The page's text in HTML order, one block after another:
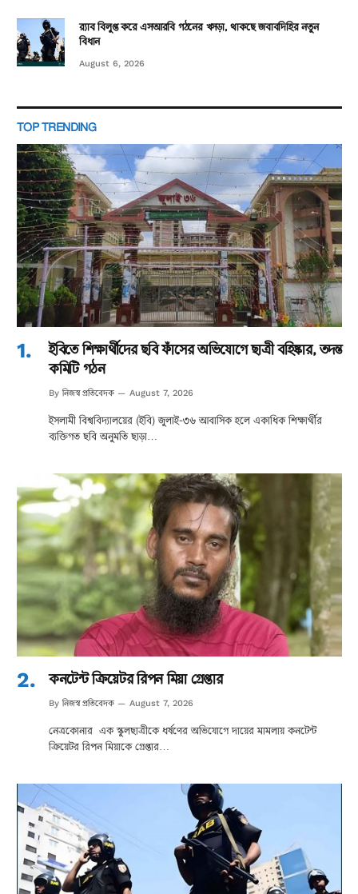
র‌্যাব বিলুপ্ত করে এসআরবি গঠনের খসড়া, থাকছে জবাবদিহির নতুন
বিধান
August 6, 2026
TOP TRENDING
ইবিতে শিক্ষার্থীদের ছবি ফাঁসের অভিযোগে ছাত্রী বহিষ্কার, তদন্ত
কমিটি গঠন
By নিজস্ব প্রতিবেদক August 7, 2026
ইসলামী বিশ্ববিদ্যালয়ের (ইবি) জুলাই-৩৬ আবাসিক হলে একাধিক শিক্ষার্থীর
ব্যক্তিগত ছবি অনুমতি ছাড়া…
কনটেন্ট ক্রিয়েটর রিপন মিয়া গ্রেপ্তার
By নিজস্ব প্রতিবেদক August 7, 2026
নেত্রকোনার এক স্কুলছাত্রীকে ধর্ষণের অভিযোগে দায়ের মামলায় কনটেন্ট
ক্রিয়েটর রিপন মিয়াকে গ্রেপ্তার…